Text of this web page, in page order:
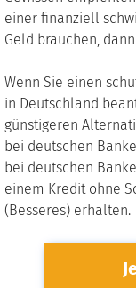
einer finanziell
Geld brauchen,
Wenn Sie einen
in Deutschland
günstigeren
bei deutschen
bei deutschen
einem Kredit ohne
(Besseres) erhalten.